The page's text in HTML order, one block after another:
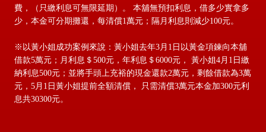
費，（只繳利息可無限延期）。 本舖無預扣利息，借多少實拿多
少，本金可分期攤還，每清償1萬元；隔月利息則減少100元。
※以黃小姐成功案例來說：黃小姐去年3月1日以黃金項鍊向本舖
借款5萬元；月利息＄500元，年利息＄6000元， 黃小姐4月1日繳
納利息500元；並將手頭上充裕的現金還款2萬元，剩餘借款為3萬
元，5月1日黃小姐提前全額清償， 只需清償3萬元本金加300元利
息共30300元。